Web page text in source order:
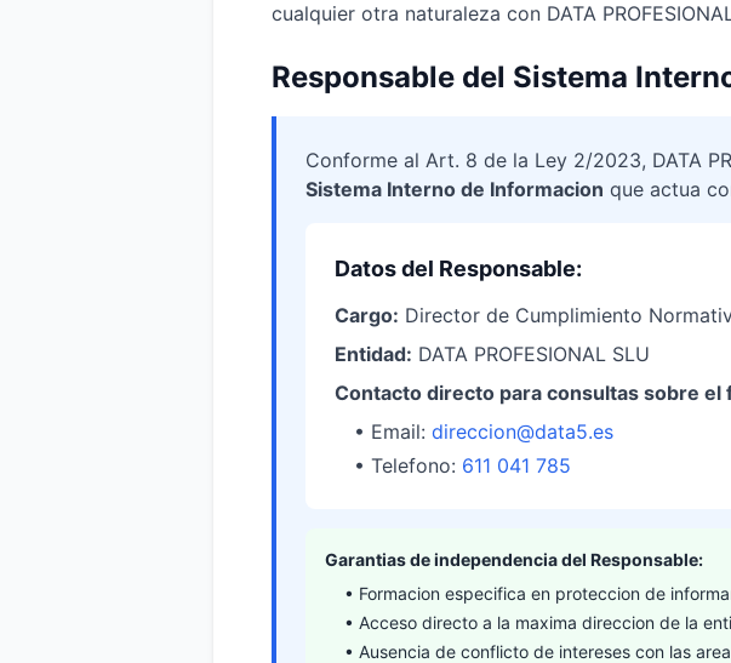
cualquier otra naturaleza con DATA
Responsable del Sistema
Conforme al Art. 8 de la Ley 2/2023, DATA
Sistema Interno de Informacion que actua
Datos del Responsable:
Cargo: Director de Cumplimiento
Entidad: DATA PROFESIONAL SLU
Contacto directo para consultas sobre el
• Email: direccion@data5.es
• Telefono: 611 041 785
Garantias de independencia del Responsable:
• Formacion especifica en proteccion de
• Acceso directo a la maxima direccion de la
• Ausencia de conflicto de intereses con las